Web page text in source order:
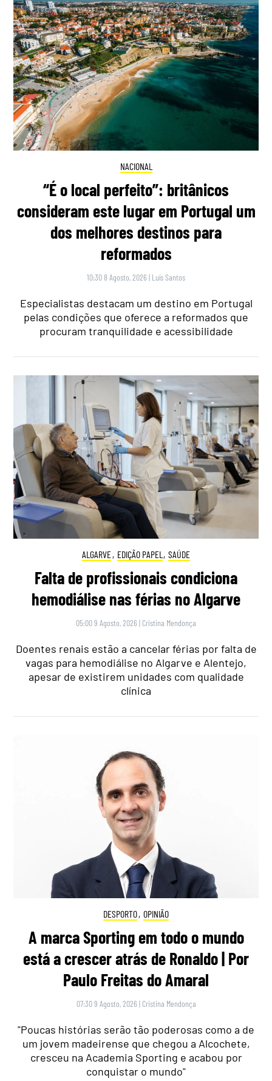
NACIONAL
“É o local perfeito”: britânicos
consideram este lugar em Portugal um
dos melhores destinos para
reformados
10:30 8 Agosto, 2026 | Luís Santos
Especialistas destacam um destino em Portugal
pelas condições que oferece a reformados que
procuram tranquilidade e acessibilidade
ALGARVE, EDIÇÃO PAPEL , SAÚDE
Falta de profissionais condiciona
hemodiálise nas férias no Algarve
05:00 9 Agosto, 2026 | Cristina Mendonça
Doentes renais estão a cancelar férias por falta de
vagas para hemodiálise no Algarve e Alentejo,
apesar de existirem unidades com qualidade
clínica
DESPORTO, OPINIÃO
A marca Sporting em todo o mundo
está a crescer atrás de Ronaldo | Por
Paulo Freitas do Amaral
07:30 9 Agosto, 2026 | Cristina Mendonça
"Poucas histórias serão tão poderosas como a de
um jovem madeirense que chegou a Alcochete,
cresceu na Academia Sporting e acabou por
conquistar o mundo"